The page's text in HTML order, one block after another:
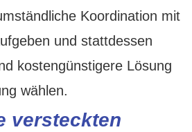
Koordination mit
und stattdessen
kostengünstigere Lösung
wählen.
versteckten